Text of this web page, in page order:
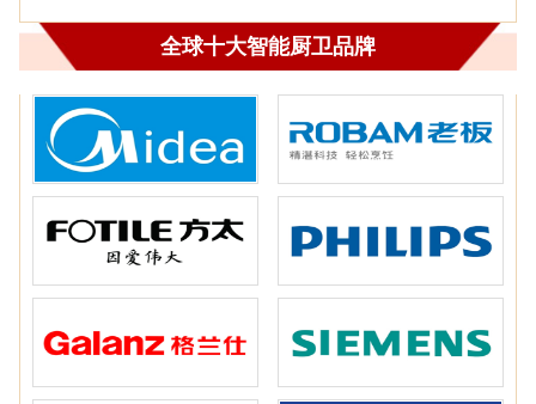
全球十大智能厨卫品牌